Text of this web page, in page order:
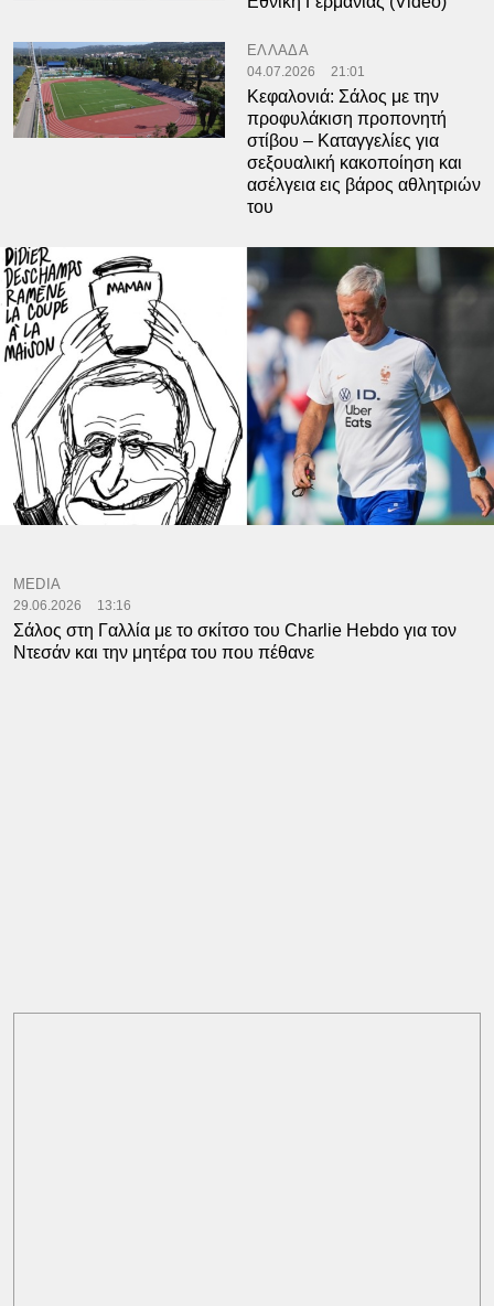
ΕΛΛΑΔΑ
04.07.2026 21:01
Κεφαλονιά: Σάλος με την
προφυλάκιση προπονητή
στίβου – Καταγγελίες για
σεξουαλική κακοποίηση και
ασέλγεια εις βάρος αθλητριών
του
MEDIA
29.06.2026 13:16
Σάλος στη Γαλλία με το σκίτσο του Charlie Hebdo για τον
Ντεσάν και την μητέρα του που πέθανε